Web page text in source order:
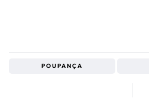
POUPANÇA